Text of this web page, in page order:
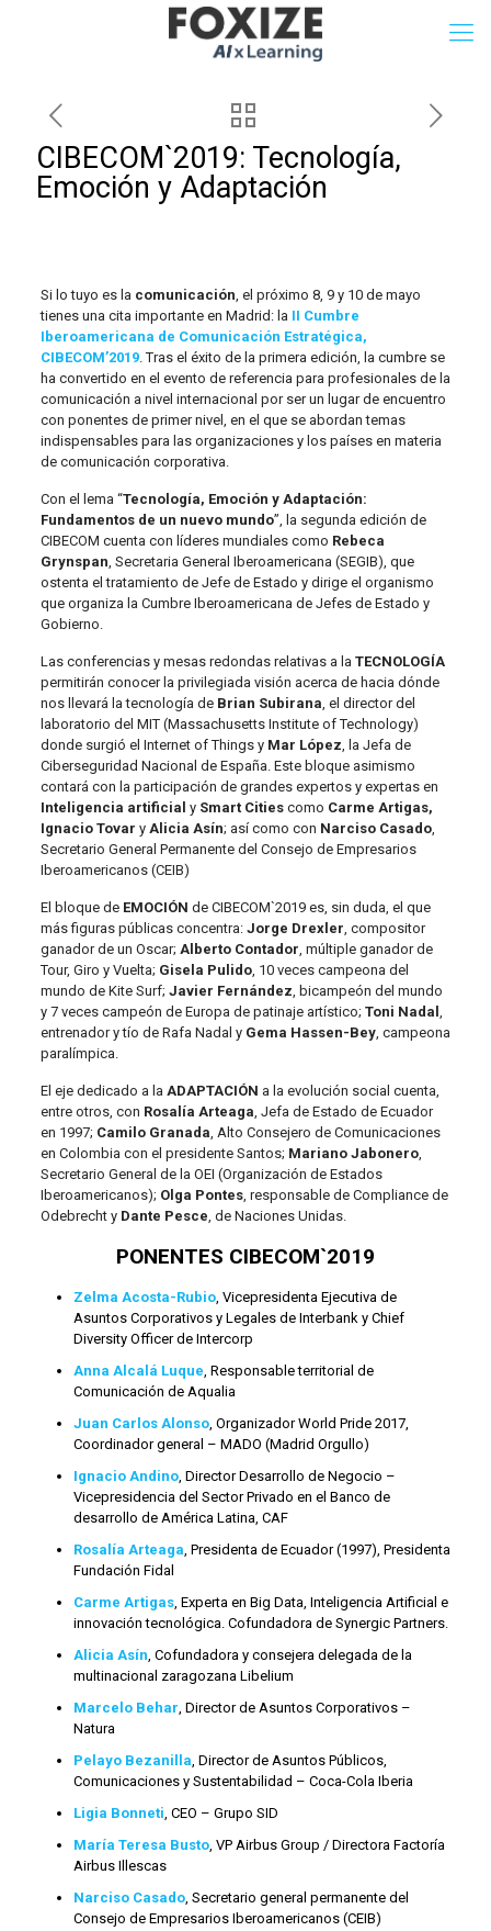
CIBECOM`2019: Tecnología,
Emoción y Adaptación
Si lo tuyo es la comunicación, el próximo 8, 9 y 10 de mayo
tienes una cita importante en Madrid: la II Cumbre
Iberoamericana de Comunicación Estratégica,
CIBECOM’2019. Tras el éxito de la primera edición, la cumbre se
ha convertido en el evento de referencia para profesionales de la
comunicación a nivel internacional por ser un lugar de encuentro
con ponentes de primer nivel, en el que se abordan temas
indispensables para las organizaciones y los países en materia
de comunicación corporativa.
Con el lema “Tecnología, Emoción y Adaptación:
Fundamentos de un nuevo mundo”, la segunda edición de
CIBECOM cuenta con líderes mundiales como Rebeca
Grynspan, Secretaria General Iberoamericana (SEGIB), que
ostenta el tratamiento de Jefe de Estado y dirige el organismo
que organiza la Cumbre Iberoamericana de Jefes de Estado y
Gobierno.
Las conferencias y mesas redondas relativas a la TECNOLOGÍA
permitirán conocer la privilegiada visión acerca de hacia dónde
nos llevará la tecnología de Brian Subirana, el director del
laboratorio del MIT (Massachusetts Institute of Technology)
donde surgió el Internet of Things y Mar López, la Jefa de
Ciberseguridad Nacional de España. Este bloque asimismo
contará con la participación de grandes expertos y expertas en
Inteligencia artificial y Smart Citiescomo Carme Artigas,
Ignacio Tovar y Alicia Asín; así como con Narciso Casado,
Secretario General Permanente del Consejo de Empresarios
Iberoamericanos (CEIB)
El bloque de EMOCIÓN de CIBECOM`2019 es, sin duda, el que
más figuras públicas concentra: Jorge Drexler, compositor
ganador de un Oscar; Alberto Contador, múltiple ganador de
Tour, Giro y Vuelta; Gisela Pulido, 10 veces campeona del
mundo de Kite Surf; Javier Fernández, bicampeón del mundo
y 7 veces campeón de Europa de patinaje artístico; Toni Nadal ,
entrenador y tío de Rafa Nadal y Gema Hassen-Bey, campeona
paralímpica.
El eje dedicado a la ADAPTACIÓN a la evolución social cuenta,
entre otros, con Rosalía Arteaga, Jefa de Estado de Ecuador
en 1997; Camilo Granada, Alto Consejero de Comunicaciones
en Colombia con el presidente Santos; Mariano Jabonero,
Secretario General de la OEI (Organización de Estados
Iberoamericanos); Olga Pontes, responsable de Compliance de
Odebrecht y Dante Pesce, de Naciones Unidas.
PONENTES CIBECOM`2019
Zelma Acosta-Rubio, Vicepresidenta Ejecutiva de
Asuntos Corporativos y Legales de Interbank y Chief
Diversity Officer de Intercorp
Anna Alcalá Luque, Responsable territorial de
Comunicación de Aqualia
Juan Carlos Alonso, Organizador World Pride 2017,
Coordinador general – MADO (Madrid Orgullo)
Ignacio Andino, Director Desarrollo de Negocio –
Vicepresidencia del Sector Privado en el Banco de
desarrollo de América Latina, CAF
Rosalía Arteaga, Presidenta de Ecuador (1997), Presidenta
Fundación Fidal
Carme Artigas, Experta en Big Data, Inteligencia Artificial e
innovación tecnológica. Cofundadora de Synergic Partners.
Alicia Asín, Cofundadora y consejera delegada de la
multinacional zaragozana Libelium
Marcelo Behar, Director de Asuntos Corporativos –
Natura
Pelayo Bezanilla, Director de Asuntos Públicos,
Comunicaciones y Sustentabilidad – Coca-Cola Iberia
Ligia Bonneti, CEO – Grupo SID
María Teresa Busto, VP Airbus Group / Directora Factoría
Airbus Illescas
Narciso Casado, Secretario general permanente del
Consejo de Empresarios Iberoamericanos (CEIB)